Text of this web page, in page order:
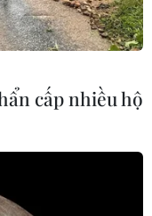
cấp nhiều hộ